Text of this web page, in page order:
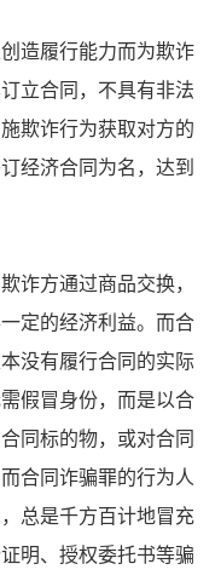
造履行能力而为欺诈
立合同，不具有非法
欺诈行为获取对方的
经济合同为名，达到
诈方通过商品交换，
定的经济利益。而合
没有履行合同的实际
假冒身份，而是以合
同标的物，或对合同
合同诈骗罪的行为人
总是千方百计地冒充
明、授权委托书等骗